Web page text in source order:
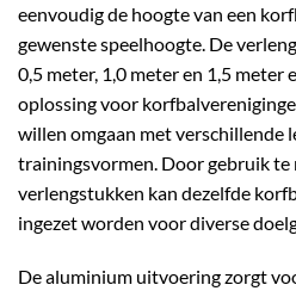
eenvoudig de hoogte van een
gewenste speelhoogte. De
0,5 meter, 1,0 meter en 1,5 meter
oplossing voor
willen omgaan met verschillende
trainingsvormen. Door gebruik te
verlengstukken kan dezelfde
ingezet worden voor diverse
De aluminium uitvoering zorgt